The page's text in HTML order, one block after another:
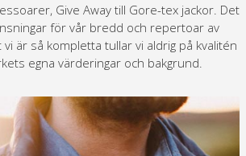
Give Away till Gore-tex jackor. Det
för vår bredd och repertoar av
är så kompletta tullar vi aldrig på kvalitén
egna värderingar och bakgrund.